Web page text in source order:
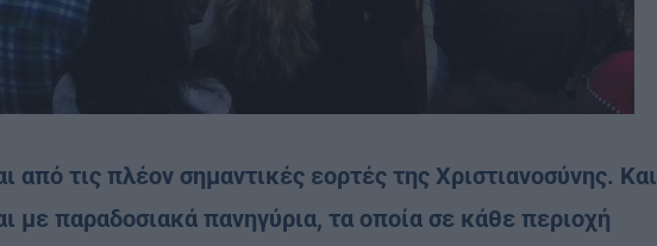
από τις πλέον σημαντικές εορτές της Χριστιανοσύνης. Και
με παραδοσιακά πανηγύρια, τα οποία σε κάθε περιοχή